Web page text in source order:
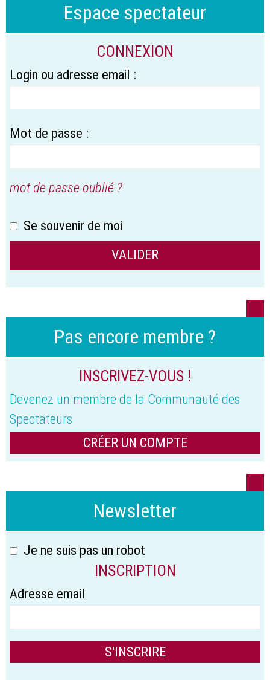
Espace spectateur
CONNEXION
Login ou adresse email :
Mot de passe :
mot de passe oublié ?
Se souvenir de moi
Pas encore membre ?
INSCRIVEZ-VOUS !
Devenez un membre de la Communauté des
Spectateurs
CRÉER UN COMPTE
Newsletter
Je ne suis pas un robot
INSCRIPTION
Adresse email